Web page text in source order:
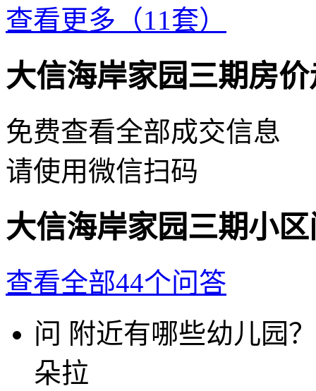
查看更多（11套）
大信海岸家园三期房
免费查看全部成交信息
请使用微信扫码
大信海岸家园三期小
查看全部44个问答
问 附近有哪些幼儿园？
朵拉